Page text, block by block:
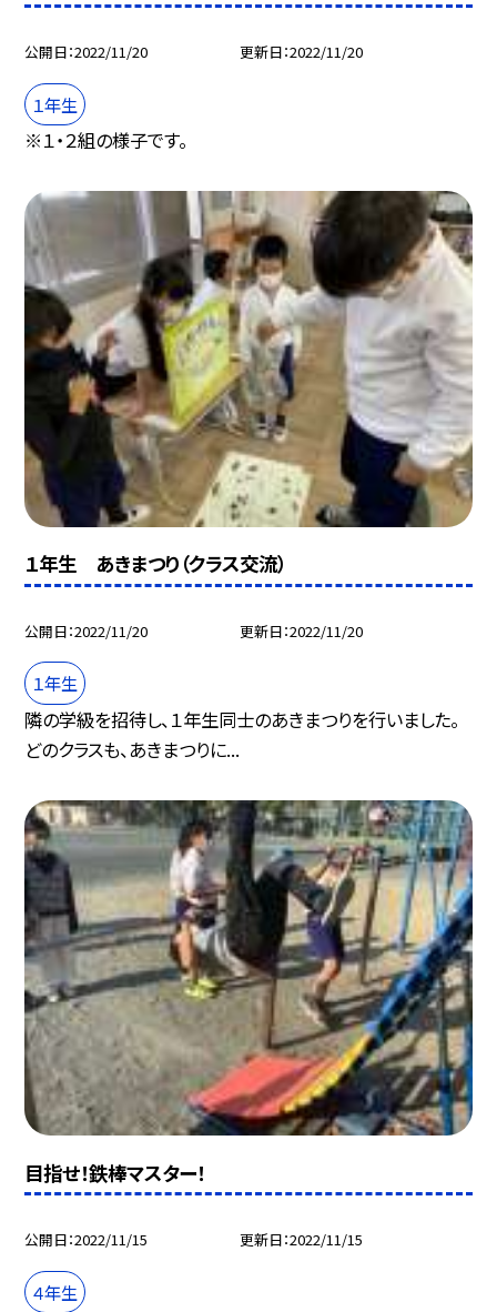
公開日 2022/11/20 更新日 2022/11/20
１年生
※１・２組の様子です。
１年生 あきまつり（クラス交流）
公開日 2022/11/20 更新日 2022/11/20
１年生
隣の学級を招待し、１年生同士のあきまつりを行いました。
どのクラスも、あきまつりに...
目指せ！鉄棒マスター！
公開日 2022/11/15 更新日 2022/11/15
４年生